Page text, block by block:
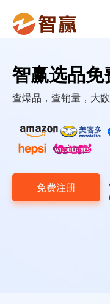
智赢选品免
查爆品，查销量，大
免费注册